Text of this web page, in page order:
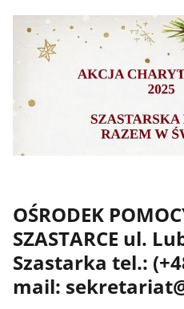
OŚRODEK
SZASTARCE ul.
Szastarka tel.:
mail: